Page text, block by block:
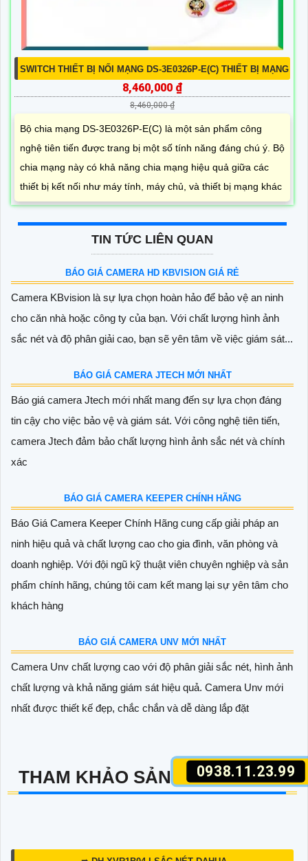
0938.11.23.99
SWITCH THIẾT BỊ NỐI MẠNG DS-3E0326P-E(C) THIẾT BỊ MẠNG
8,460,000 ₫
8,460,000 ₫
Bộ chia mạng DS-3E0326P-E(C) là một sản phẩm công
nghệ tiên tiến được trang bị một số tính năng đáng chú ý. Bộ
chia mạng này có khả năng chia mạng hiệu quả giữa các
thiết bị kết nối như máy tính, máy chủ, và thiết bị mạng khác
TIN TỨC LIÊN QUAN
BÁO GIÁ CAMERA HD KBVISION GIÁ RẺ
cho căn nhà hoặc công ty của bạn. Với chất lượng hình ảnh
sắc nét và độ phân giải cao, bạn sẽ yên tâm về việc giám sát...
BÁO GIÁ CAMERA JTECH MỚI NHẤT
tin cậy cho việc bảo vệ và giám sát. Với công nghệ tiên tiến,
camera Jtech đảm bảo chất lượng hình ảnh sắc nét và chính